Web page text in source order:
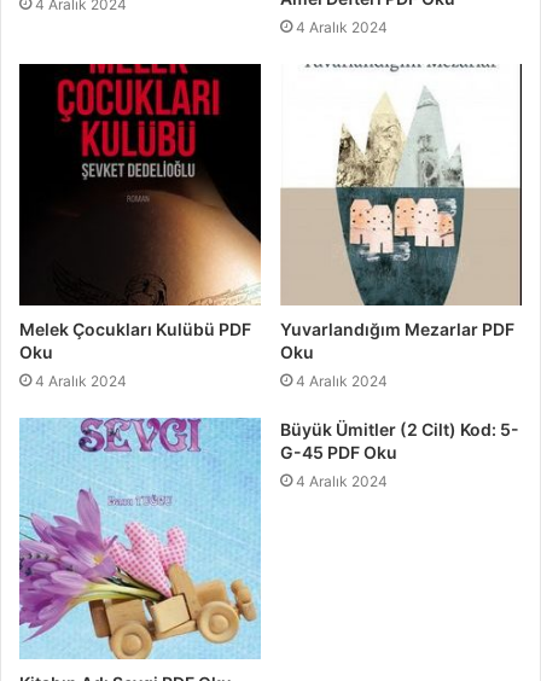
4 Aralık 2024
4 Aralık 2024
Melek Çocukları Kulübü PDF
Oku
4 Aralık 2024
Yuvarlandığım Mezarlar PDF
Oku
4 Aralık 2024
Büyük Ümitler (2 Cilt) Kod: 5-
G-45 PDF Oku
4 Aralık 2024